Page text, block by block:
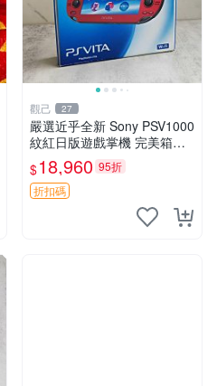
觀己 27
嚴選近乎全新 Sony PSV1000
紋紅日版遊戲掌機 完美箱套
SONY 日本原裝 PSV1000 紅
色 手機遊戲掌機 Sony 游戲
機
$18,960 95折
折扣碼